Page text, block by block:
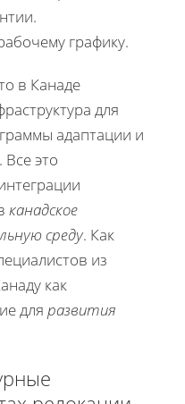
графику.
в Канаде
для
адаптации и
это
канадское
среду. Как
из
как
для развития